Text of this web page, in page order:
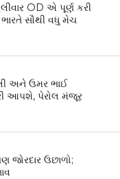
OD એ પૂર્ણ કરી
ભારતે સૌથી વધુ મેચ
અને ઉમર ભાઈ
આપશે, પેરોલ મંજૂર
જોરદાર ઉછાળો;